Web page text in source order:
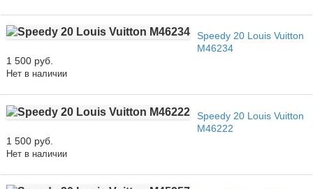
Speedy 20 Louis Vuitton
M46234
1 500 руб.
Нет в наличии
Speedy 20 Louis Vuitton
M46222
1 500 руб.
Нет в наличии